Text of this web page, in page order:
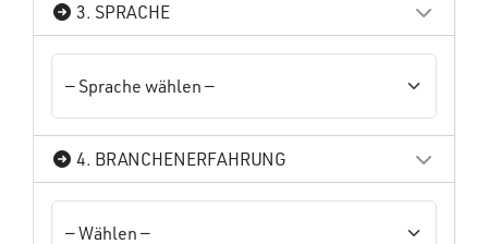
3. SPRACHE
4. BRANCHENERFAHRUNG